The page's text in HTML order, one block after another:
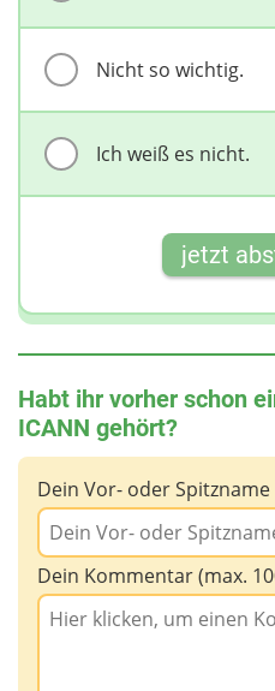
Nicht so wichtig.
Ich weiß es nicht.
jetzt
Habt ihr vorher schon
ICANN gehört?
Dein Vor- oder Spitzname
Dein Kommentar (max.